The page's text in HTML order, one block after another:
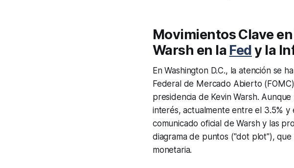
Movimientos Clave
Warsh en la Fedy la
En Washington D.C., la atención se
Federal de Mercado Abierto
presidencia de Kevin Warsh.
interés, actualmente entre el 3.5% y
comunicado oficial de Warsh y las
diagrama de puntos ("dot plot"),
monetaria.